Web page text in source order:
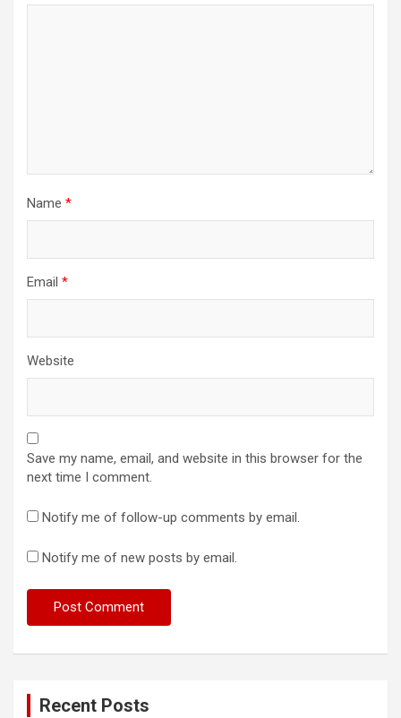
Name *
Email *
Website
Save my name, email, and website in this browser for the
next time I comment.
Notify me of follow-up comments by email.
Notify me of new posts by email.
Recent Posts